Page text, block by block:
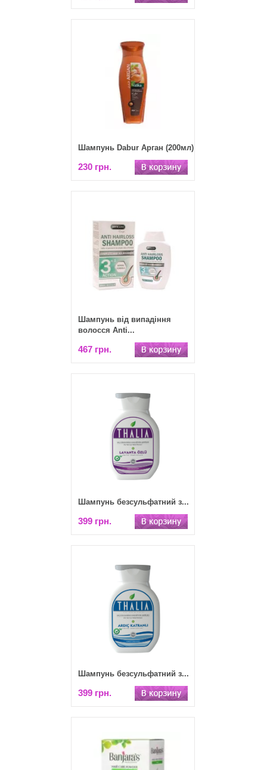
Шампунь Dabur Арган (200мл)
230 грн.
Шампунь від випадіння
волосся Anti...
467 грн.
Шампунь безсульфатний з...
399 грн.
Шампунь безсульфатний з...
399 грн.